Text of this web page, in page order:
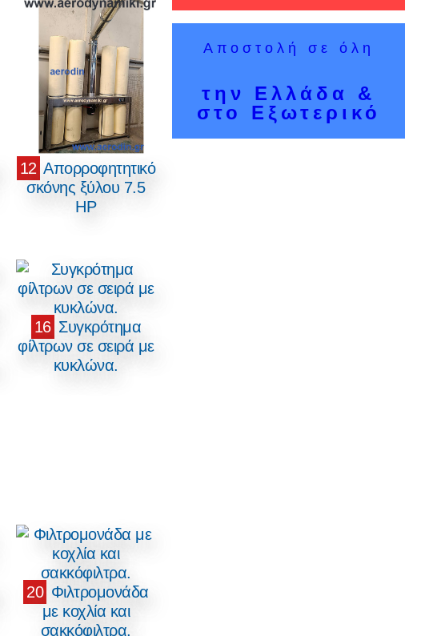
12 Απορροφητητικό
σκόνης ξύλου 7.5
HP
16 Συγκρότημα
φίλτρων σε σειρά με
κυκλώνα.
20 Φιλτρομονάδα
με κοχλία και
σακκόφιλτρα.
Αποστολή σε όλη
την Ελλάδα &
στο Εξωτερικό